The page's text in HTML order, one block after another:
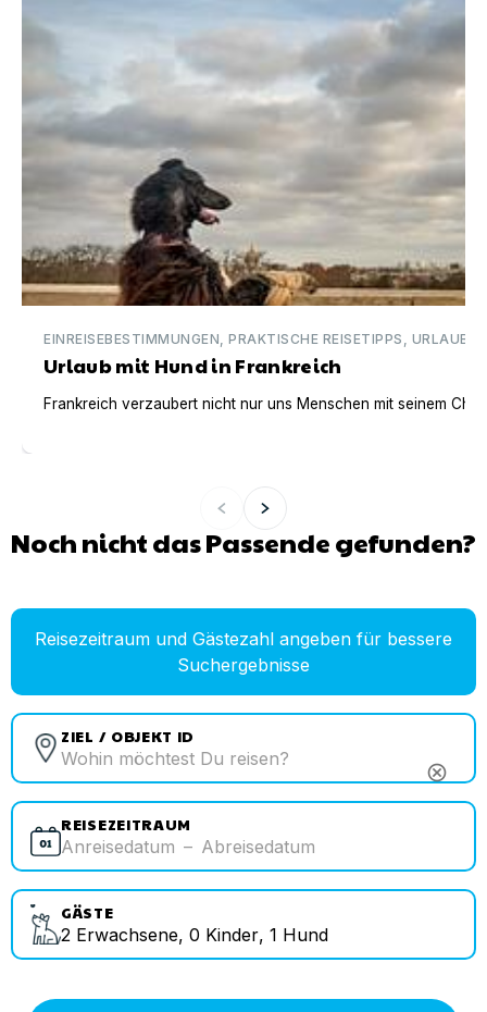
EINREISEBESTIMMUNGEN, PRAKTISCHE REISETIPPS,
Urlaub mit Hund in Frankreich
Frankreich verzaubert nicht nur uns Menschen mit seinem
Noch nicht das Passende gefunden?
Reisezeitraum und Gästezahl angeben für bessere
Suchergebnisse
ZIEL / OBJEKT ID
cancel
REISEZEITRAUM
Anreisedatum – Abreisedatum
GÄSTE
2 Erwachsene, 0 Kinder, 1 Hund